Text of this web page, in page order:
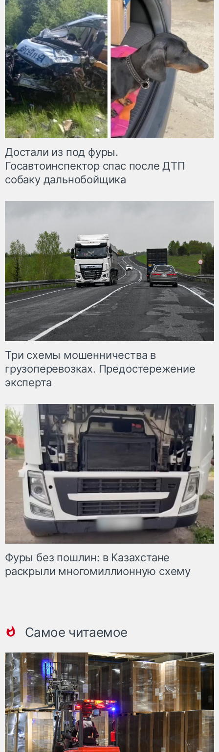
Достали из под фуры.
Госавтоинспектор спас после ДТП
собаку дальнобойщика
Три схемы мошенничества в
грузоперевозках. Предостережение
эксперта
Фуры без пошлин: в Казахстане
раскрыли многомиллионную схему
Самое читаемое